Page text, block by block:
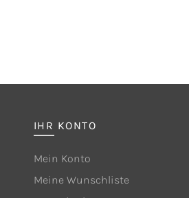
IHR KONTO
Mein Konto
Meine Wunschliste